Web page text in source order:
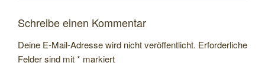
Schreibe einen Kommentar
Deine E-Mail-Adresse wird nicht veröffentlicht. Erforderliche
Felder sind mit* markiert